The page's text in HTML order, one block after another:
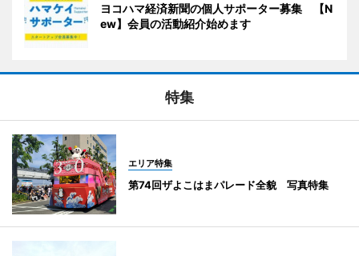
ヨコハマ経済新聞の個人サポーター募集 【N
ew】会員の活動紹介始めます
特集
エリア特集
第74回ザよこはまパレード全貌 写真特集